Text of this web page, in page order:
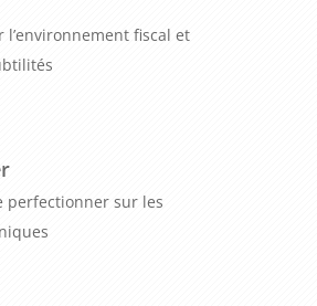
l’environnement fiscal et
perfectionner sur les